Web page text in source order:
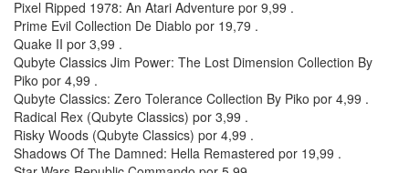
Pixel Ripped 1978: An Atari Adventure por 9,99 .
Prime Evil Collection De Diablo por 19,79 .
Quake II por 3,99 .
Qubyte Classics Jim Power: The Lost Dimension Collection By
Piko por 4,99 .
Qubyte Classics: Zero Tolerance Collection By Piko por 4,99 .
Radical Rex (Qubyte Classics) por 3,99 .
Risky Woods (Qubyte Classics) por 4,99 .
Shadows Of The Damned: Hella Remastered por 19,99 .